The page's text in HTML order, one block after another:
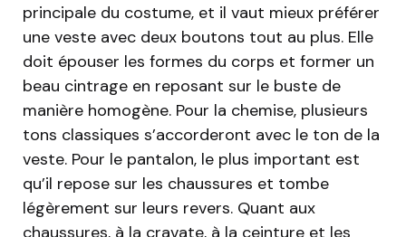
principale du costume, et il vaut mieux préférer
une veste avec deux boutons tout au plus. Elle
doit épouser les formes du corps et former un
beau cintrage en reposant sur le buste de
manière homogène. Pour la chemise, plusieurs
tons classiques s’accorderont avec le ton de la
veste. Pour le pantalon, le plus important est
qu’il repose sur les chaussures et tombe
légèrement sur leurs revers. Quant aux
chaussures, à la cravate, à la ceinture et les